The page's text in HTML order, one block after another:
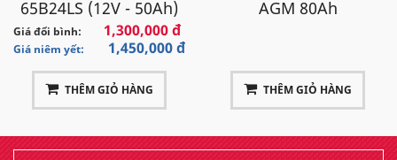
65B24LS (12V - 50Ah)
Giá đổi bình: 1,300,000 đ
Giá niêm yết: 1,450,000 đ
THÊM GIỎ HÀNG
AGM 80Ah
THÊM GIỎ HÀNG